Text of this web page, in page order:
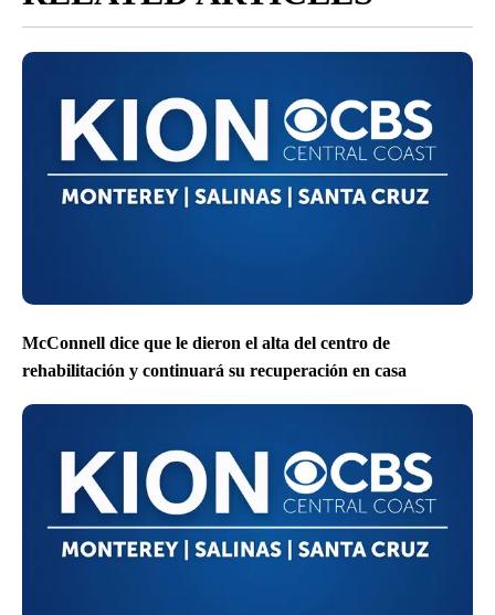
McConnell dice que le dieron el alta del centro de
rehabilitación y continuará su recuperación en casa